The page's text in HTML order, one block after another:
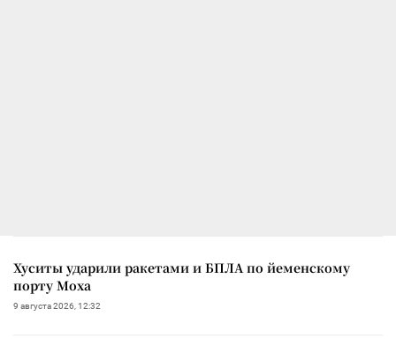
Хуситы ударили ракетами и БПЛА по йеменскому
порту Моха
9 августа 2026, 12:32